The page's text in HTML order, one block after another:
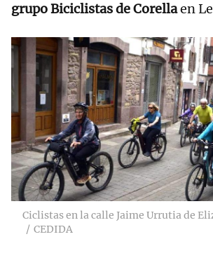
grupo Biciclistas de Corellaen
Ciclistas en la calle Jaime Urrutia de
CEDIDA